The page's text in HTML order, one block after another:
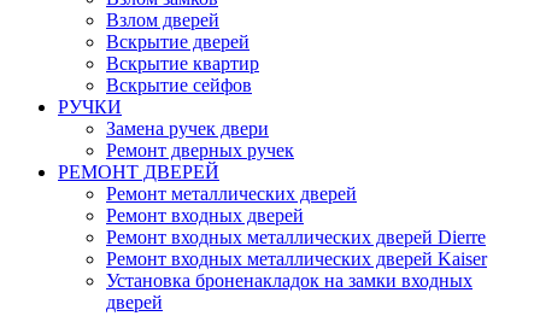
Взлом дверей
Вскрытие дверей
Вскрытие квартир
Вскрытие сейфов
РУЧКИ
Замена ручек двери
Ремонт дверных ручек
РЕМОНТ ДВЕРЕЙ
Ремонт металлических дверей
Ремонт входных дверей
Ремонт входных металлических дверей Dierre
Ремонт входных металлических дверей Kaiser
Установка броненакладок на замки входных
дверей